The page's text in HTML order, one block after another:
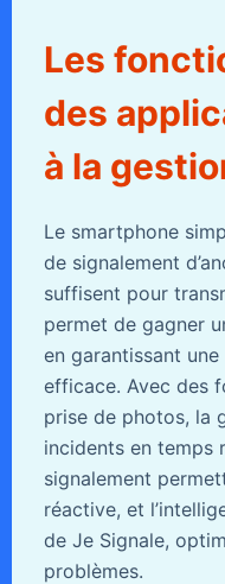
Les
des
à la
Le smartphone
de signalement
suffisent pour
permet de gagner
en garantissant
efficace. Avec des
prise de photos, la
incidents en temps
signalement
réactive, et
de Je Signale,
problèmes.